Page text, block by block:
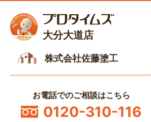
大分大道店
株式会社佐藤塗工
お電話でのご相談はこちら
0120-310-116